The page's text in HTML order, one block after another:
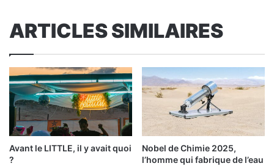
ARTICLES SIMILAIRES
Avant le LITTLE, il y avait quoi
?
Nobel de Chimie 2025,
l’homme qui fabrique de l’eau